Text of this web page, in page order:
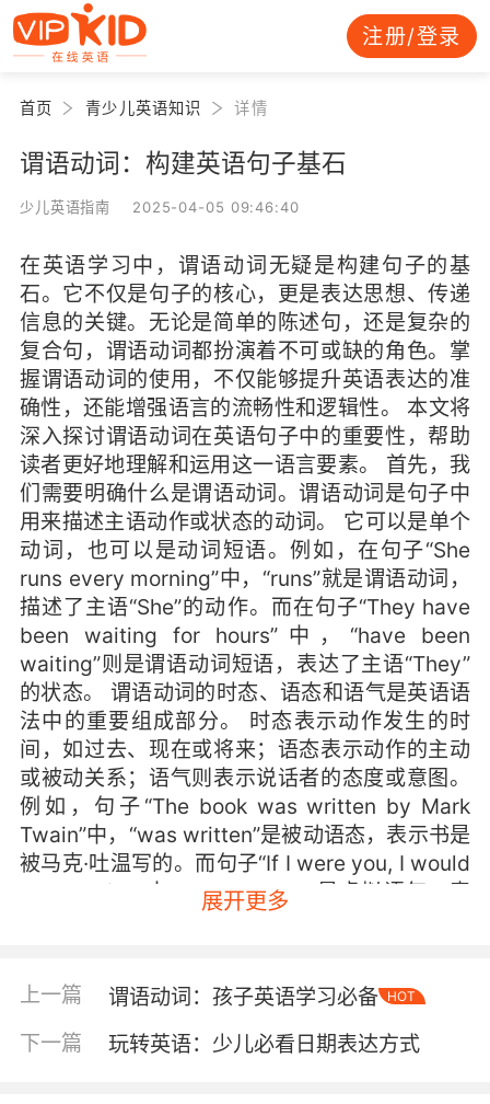
注册/登录
首页 青少儿英语知识 详情
谓语动词：构建英语句子基石
少儿英语指南 2025-04-05 09:46:40
在英语学习中，谓语动词无疑是构建句子的基
石。它不仅是句子的核心，更是表达思想、传递
信息的关键。无论是简单的陈述句，还是复杂的
复合句，谓语动词都扮演着不可或缺的角色。掌
握谓语动词的使用，不仅能够提升英语表达的准
确性，还能增强语言的流畅性和逻辑性。 本文将
深入探讨谓语动词在英语句子中的重要性，帮助
读者更好地理解和运用这一语言要素。 首先，我
们需要明确什么是谓语动词。谓语动词是句子中
用来描述主语动作或状态的动词。 它可以是单个
动词，也可以是动词短语。例如，在句子“She
runs every morning”中，“runs”就是谓语动词，
描述了主语“She”的动作。而在句子“They have
been waiting for hours”中，“have been
waiting”则是谓语动词短语，表达了主语“They”
的状态。 谓语动词的时态、语态和语气是英语语
法中的重要组成部分。 时态表示动作发生的时
间，如过去、现在或将来；语态表示动作的主动
或被动关系；语气则表示说话者的态度或意图。
例如，句子“The book was written by Mark
Twain”中，“was written”是被动语态，表示书是
被马克·吐温写的。而句子“If I were you, I would
take the job”中，“would take”是虚拟语气，表
示假设的情况。 谓语动词的正确使用对于句子的
语动词，就会变得不完整，甚至无法传达明确的
意思。例如，句子“She the best student in the
class”缺少谓语动词，无法表达完整的意思。正
确的表达应该是“She is the best student in the
展开更多
上一篇 谓语动词：孩子英语学习必备 HOT
下一篇 玩转英语：少儿必看日期表达方式